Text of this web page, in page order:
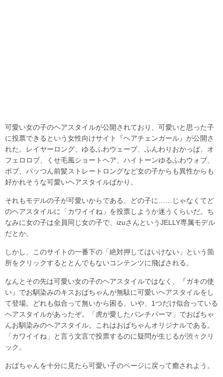
可愛い女の子のヘアスタイルが公開されており、可愛いと思った子
に投票できるという女性向けサイト『ヘアチェンガール』が公開さ
れた。レイヤーロング、ゆるふわウェーブ、ふんわりおかっぱ、オ
フェロロブ、くせ毛風ショートヘア、ハイトーンゆるふわウォブ、
ボブ、パッつん前髪ストレートロングなど女の子からも異性からも
好かれそうな可愛いヘアスタイルばかり。
それもモデルの子が可愛いからである。どの子に……じゃなくてど
のヘアスタイルに「カワイイね」を投票しようか迷うくらいだ。ち
なみに女の子は全員同じ女の子で、izuさんというJELLY専属モデル
だとか。
しかし、このサイトの一番下の「絶対押してはいけない」という箇
所をクリックするととんでもないコンテンツに飛ばされる。
なんとその先は可愛い女の子のヘアスタイルではなく、『ガキの使
い』でお馴染みのキスおばちゃんが無駄に可愛いヘアスタイルをし
て登場。どれも似合って無いから困る。いや、1つだけ似合っている
ヘアスタイルがあったぞ。「虎が愛したパンチパーマ」でおばちゃ
んお馴染みのヘアスタイル。これはおばちゃんオリジナルである。
「カワイイね」と言う文言で投票するのに疑問が生じるが渋々クリ
ック。
おばちゃんを十分に見たら可愛い子のページに戻って癒されよう。